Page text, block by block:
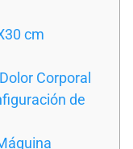
cm
Corporal
de